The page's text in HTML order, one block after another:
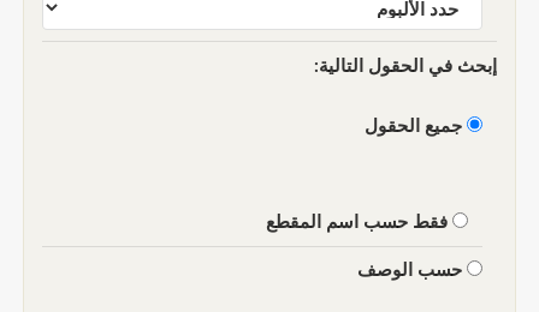
إبحث في الحقول التالية:
جميع الحقول
فقط حسب اسم المقطع
حسب الوصف